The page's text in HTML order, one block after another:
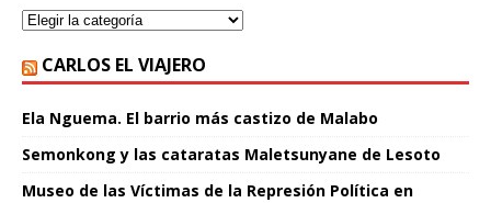
CARLOS EL VIAJERO
Ela Nguema. El barrio más castizo de Malabo
Semonkong y las cataratas Maletsunyane de Lesoto
Museo de las Víctimas de la Represión Política en